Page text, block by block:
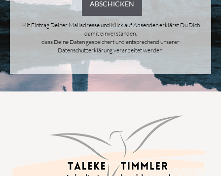
Mit Eintrag Deiner Mailadresse und Klick auf Absenden erklärst Du Dich
damit einverstanden,
dass Deine Daten gespeichert und entsprechend unserer
Datenschutzerklärung verarbeitet werden.